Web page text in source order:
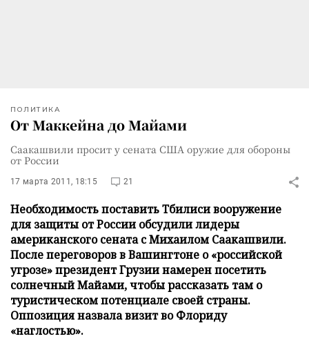
ПОЛИТИКА
От Маккейна до Майами
Саакашвили просит у сената США оружие для обороны
от России
17 марта 2011, 18:15 21
Необходимость поставить Тбилиси вооружение
для защиты от России обсудили лидеры
американского сената с Михаилом Саакашвили.
После переговоров в Вашингтоне о «российской
угрозе» президент Грузии намерен посетить
солнечный Майами, чтобы рассказать там о
туристическом потенциале своей страны.
Оппозиция назвала визит во Флориду
«наглостью».